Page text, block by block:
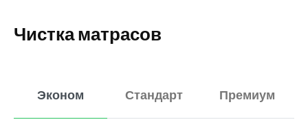
Чистка матрасов
Эконом Стандарт Премиум